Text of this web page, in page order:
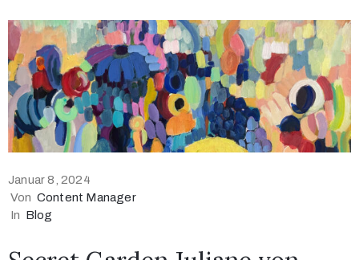
Januar 8, 2024
Von Content Manager
In Blog